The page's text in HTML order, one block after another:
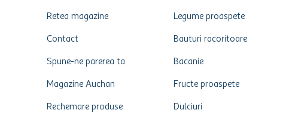
Retea magazine
Contact
Spune-ne parerea ta
Magazine Auchan
Rechemare produse
Legume proaspete
Bauturi racoritoare
Bacanie
Fructe proaspete
Dulciuri